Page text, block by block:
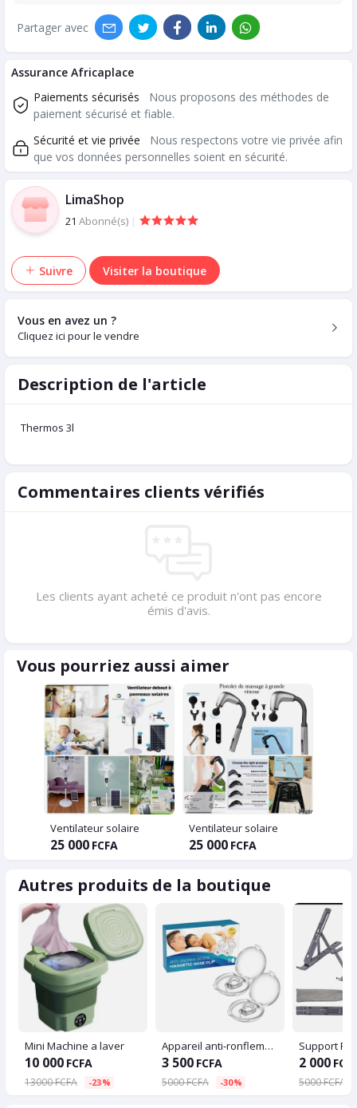
Partager avec
Assurance Africaplace
Paiements sécurisés
Nous proposons des méthodes de
paiement sécurisé et fiable.
Sécurité et vie privée
Nous respectons votre vie privée afin
que vos données personnelles soient en sécurité.
LimaShop
21 Abonné(s) |
Suivre Visiter la boutique
Vous en avez un ?
Cliquez ici pour le vendre
Description de l'article
Thermos 3l
Commentaires clients vérifiés
Les clients ayant acheté ce produit n'ont pas encore
émis d'avis.
Vous pourriez aussi aimer
Ventilateur solaire
25 000 FCFA
Ventilateur solaire
25 000 FCFA
Autres produits de la boutique
Mini Machine a laver
10 000 FCFA
13000 FCFA -23%
Appareil anti-ronflement (2 pièces)
3 500 FCFA
5000 FCFA -30%
2 000
5000 FCFA